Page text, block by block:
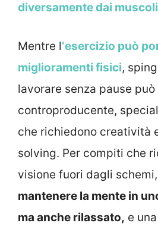
diversamente dai
Mentre l‘esercizio può
miglioramenti fisici,
lavorare senza pause può
controproducente,
che richiedono creatività
solving. Per compiti che
visione fuori dagli schemi,
mantenere la mente in
ma anche rilassato, e